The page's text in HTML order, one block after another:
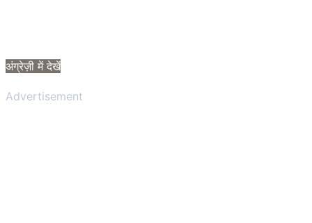
अंग्रेज़ी में देखें
Advertisement